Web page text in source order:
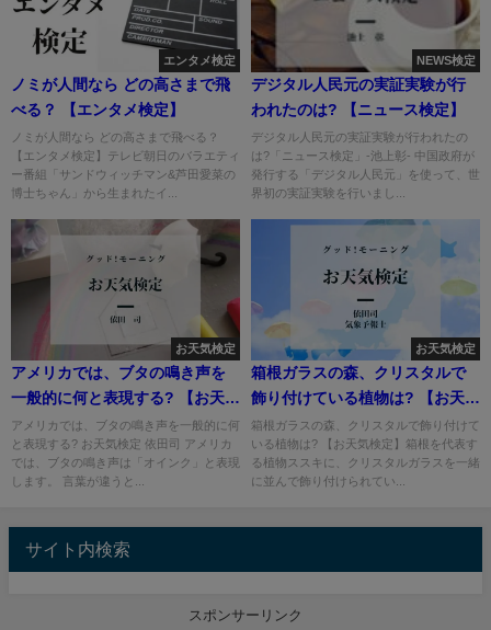
エンタメ検定
ノミが人間なら どの高さまで飛
べる？ 【エンタメ検定】
ノミが人間なら どの高さまで飛べる？
【エンタメ検定】テレビ朝日のバラエティ
ー番組「サンドウィッチマン&芦田愛菜の
博士ちゃん」から生まれたイ...
NEWS検定
デジタル人民元の実証実験が行
われたのは? 【ニュース検定】
デジタル人民元の実証実験が行われたの
は?「ニュース検定」-池上彰- 中国政府が
発行する「デジタル人民元」を使って、世
界初の実証実験を行いまし...
お天気検定
アメリカでは、ブタの鳴き声を
一般的に何と表現する? 【お天気
検定】
アメリカでは、ブタの鳴き声を一般的に何
と表現する? お天気検定 依田司 アメリカ
では、ブタの鳴き声は「オインク」と表現
します。 言葉が違うと...
お天気検定
箱根ガラスの森、クリスタルで
飾り付けている植物は? 【お天気
検定】
箱根ガラスの森、クリスタルで飾り付けて
いる植物は? 【お天気検定】箱根を代表す
る植物ススキに、クリスタルガラスを一緒
に並んで飾り付けられてい...
サイト内検索
スポンサーリンク